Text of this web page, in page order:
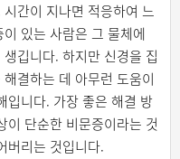
간이 지나면 적응하여 느
있는 사람은 그 물체에
깁니다. 하지만 신경을 집
결하는 데 아무런 도움이
입니다. 가장 좋은 해결 방
이 단순한 비문증이라는 것
버리는 것입니다.